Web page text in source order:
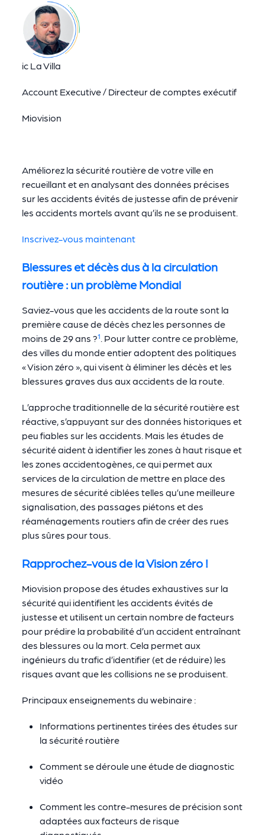
ic La Villa
Account Executive / Directeur de comptes exécutif
Miovision
Améliorez la sécurité routière de votre ville en
recueillant et en analysant des données précises
sur les accidents évités de justesse afin de prévenir
les accidents mortels avant qu’ils ne se produisent.
Inscrivez-vous maintenant
Blessures et décès dus à la circulation
routière : un problème Mondial
Saviez-vous que les accidents de la route sont la
première cause de décès chez les personnes de
moins de 29 ans ?¹. Pour lutter contre ce problème,
des villes du monde entier adoptent des politiques
« Vision zéro », qui visent à éliminer les décès et les
blessures graves dus aux accidents de la route.
L’approche traditionnelle de la sécurité routière est
réactive, s’appuyant sur des données historiques et
peu fiables sur les accidents. Mais les études de
sécurité aident à identifier les zones à haut risque et
les zones accidentogènes, ce qui permet aux
services de la circulation de mettre en place des
mesures de sécurité ciblées telles qu’une meilleure
signalisation, des passages piétons et des
réaménagements routiers afin de créer des rues
plus sûres pour tous.
Rapprochez-vous de la Vision zéro !
Miovision propose des études exhaustives sur la
sécurité qui identifient les accidents évités de
justesse et utilisent un certain nombre de facteurs
pour prédire la probabilité d’un accident entraînant
des blessures ou la mort. Cela permet aux
ingénieurs du trafic d’identifier (et de réduire) les
risques avant que les collisions ne se produisent.
Principaux enseignements du webinaire :
Informations pertinentes tirées des études sur
la sécurité routière
Comment se déroule une étude de diagnostic
vidéo
Comment les contre-mesures de précision sont
adaptées aux facteurs de risque